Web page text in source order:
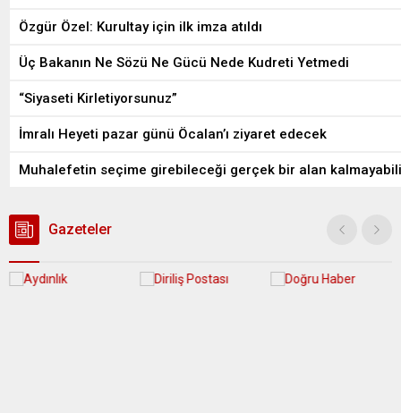
Özgür Özel: Kurultay için ilk imza atıldı
Üç Bakanın Ne Sözü Ne Gücü Nede Kudreti Yetmedi
“Siyaseti Kirletiyorsunuz”
İmralı Heyeti pazar günü Öcalan’ı ziyaret edecek
Muhalefetin seçime girebileceği gerçek bir alan
Gazeteler